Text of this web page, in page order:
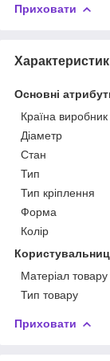
Приховати
Основні
Країна виробник
Діаметр
Стан
Тип
Тип кріплення
Форма
Колір
Матеріал товару
Тип товару
Приховати